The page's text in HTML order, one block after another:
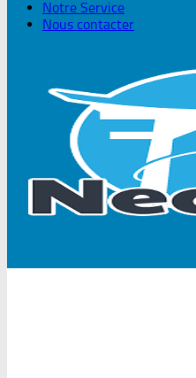
Notre Service
Nous contacter